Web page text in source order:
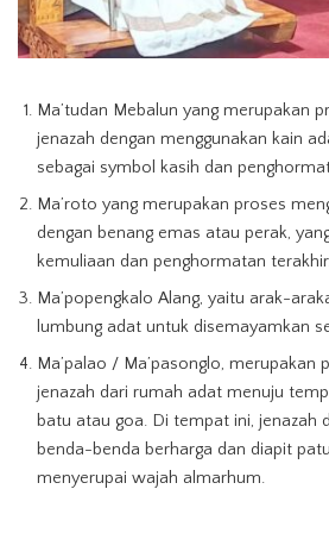
Ma’tudan Mebalun yang merupakan
jenazah dengan menggunakan kain
sebagai symbol kasih dan
Ma’roto yang merupakan proses
dengan benang emas atau perak,
kemuliaan dan penghormatan
Ma’popengkalo Alang, yaitu arak-
lumbung adat untuk disemayamkan
Ma’palao / Ma’pasonglo, merupakan
jenazah dari rumah adat menuju
batu atau goa. Di tempat ini, jenazah
benda-benda berharga dan diapit
menyerupai wajah almarhum.